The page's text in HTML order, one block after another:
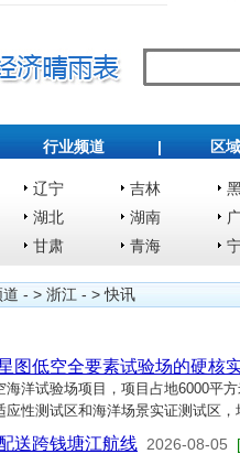
行业频道 | 区
辽宁 吉林
湖北 湖南
甘肃 青海
道 - > 浙江 - >快讯
图低空全要素试验场的硬核
洋试验场项目，项目占地6000平
应性测试区和海洋场景实证测试区
送跨钱塘江航线 2026-08-05